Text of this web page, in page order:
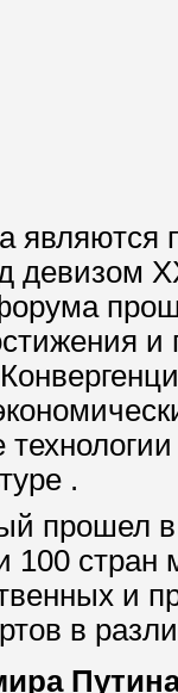
являются
девизом
.
прошел в
100
и
в